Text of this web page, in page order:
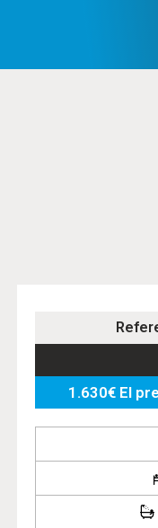
1.630€ El